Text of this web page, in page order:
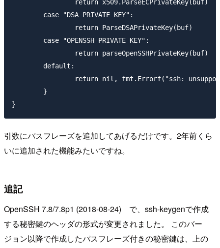
引数にパスフレーズを追加してあげるだけです。2年前くら
いに追加された機能みたいですね。
追記
OpenSSH 7.8/7.8p1 (2018-08-24) で、ssh-keygenで作成
する秘密鍵のヘッダの形式が変更されました。 このバー
ジョン以降で作成したパスフレーズ付きの秘密鍵は、上の